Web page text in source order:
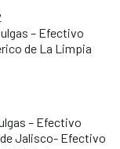
– Efectivo
de La Limpia
– Efectivo
Jalisco- Efectivo